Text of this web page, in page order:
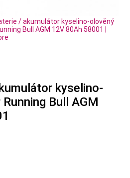
kyselino-
Bull AGM